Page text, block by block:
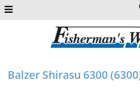
Balzer Shirasu 6300